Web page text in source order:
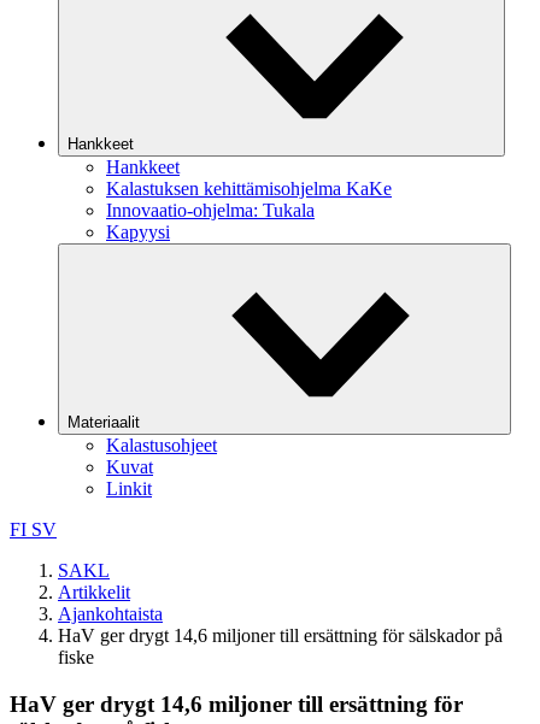
Hankkeet
Hankkeet
Kalastuksen kehittämisohjelma KaKe
Innovaatio-ohjelma: Tukala
Kapyysi
Materiaalit
Kalastusohjeet
Kuvat
Linkit
FI SV
SAKL
Artikkelit
Ajankohtaista
HaV ger drygt 14,6 miljoner till ersättning för sälskador på
fiske
HaV ger drygt 14,6 miljoner till ersättning för